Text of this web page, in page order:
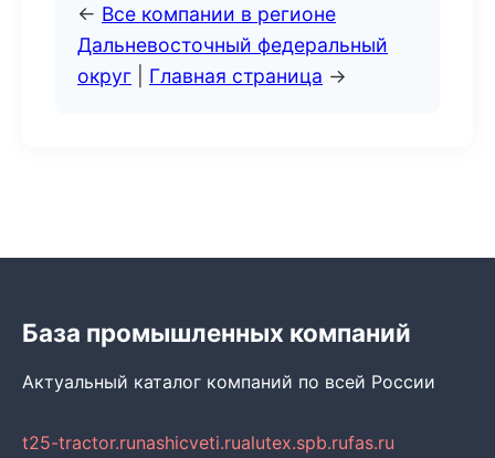
← Все компании в регионе
Дальневосточный федеральный
округ
Главная страница →
База промышленных компаний
Актуальный каталог компаний по всей России
t25-tractor.runashicveti.rualutex.spb.rufas.ru